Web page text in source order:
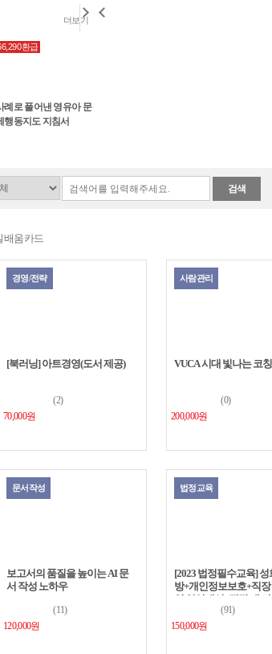
더보기
환급
례로 풀어낸 영유아 문
행동지도 지침서
과 삶의...
5
오은영 박사의 워킹맘 육아...
여행을 이야기하다
책을 좋아하고 보는 것에서 행복
검색
배움카드
경영/전략
[북러닝] 아트경영(도서 제공)
(2)
70,000원
사람관리
VUCA 시대 빛나는 코
(0)
200,000원
문서작성
보고서의 품질을 높이는 AI 문
서 작성 노하우
(11)
120,000원
법정교육
[2023 법정필수교육] 성
방+개인정보보호+직장
인 인식개선+직장 내
방+퇴직연금(91)
150,000원